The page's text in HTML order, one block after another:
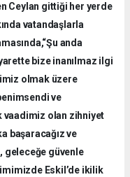
Ceylan gittiği her yerde
vatandaşlarla
anda
bize inanılmaz ilgi
olmak üzere
ve
vaadimiz olan zihniyet
başaracağız ve
geleceğe güvenle
Eskil’de ikilik